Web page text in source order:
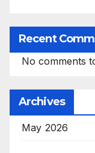
Recent
No comments
Archives
May 2026